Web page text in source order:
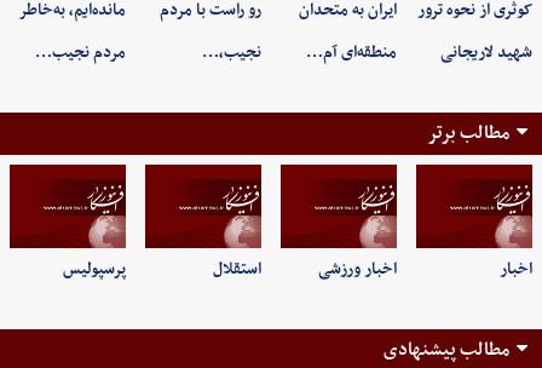
کوثری از نحوه ترور
شهید لاریجانی
ایران به متحدان
منطقه‌ای آم…
رو راست با مردم
نجیب،…
مانده‌ایم، به‌خاطر
مردم نجیب…
مطالب برتر
اخبار اخبار ورزشی استقلال پرسپولیس
مطالب پیشنهادی